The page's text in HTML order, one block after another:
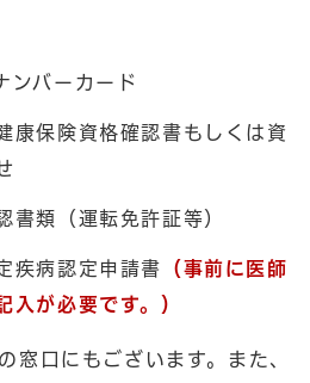
ンバーカード
康保険資格確認書もしくは資
書類（運転免許証等）
疾病認定申請書
（事前に医師
入が必要です。）
窓口にもございます。また、